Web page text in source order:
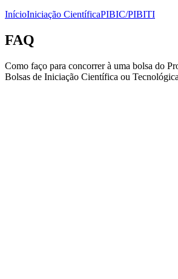
InícioIniciação CientíficaPIBIC/PIBITI
FAQ
Como faço para concorrer à uma bolsa do
Bolsas de Iniciação Científica ou